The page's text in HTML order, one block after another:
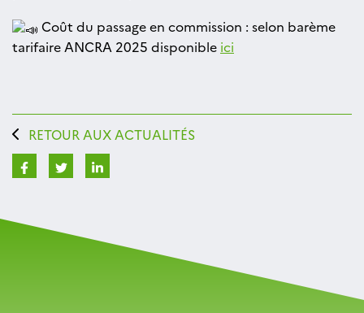
Coût du passage en commission : selon barème
tarifaire ANCRA 2025 disponible ici
RETOUR AUX ACTUALITÉS